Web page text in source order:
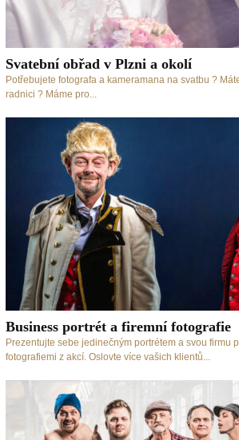
Svatební obřad v Plzni a okolí
Potřebujete fotografa a kameramana na svatbu ?
radnici ? Máme pro...
Business portrét a firemní fotografie
Prezentujte sebe jedinečným portrétem a svou firmu
fotografiemi z akcí. Oslovte více vašich klientů...